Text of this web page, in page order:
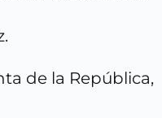
de la República,